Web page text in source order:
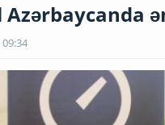
Azərbaycanda
09:34